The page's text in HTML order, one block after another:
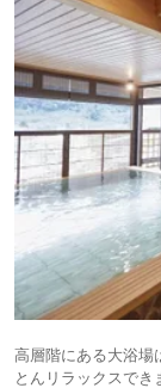
高層階にある大浴場
とんリラックスでき